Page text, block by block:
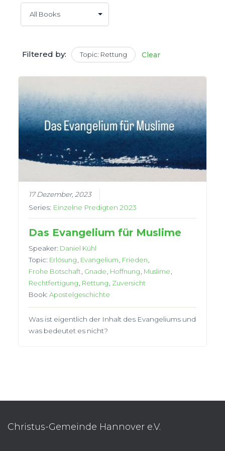
Filtered by: Topic: Rettung Clear
17 Dezember, 2023
Series: Einzelne Predigten 2023
Das Evangelium für Muslime
Speaker: Daniel Kühl
Topic: Erlösung, Evangelium, Frieden,
Frohe Botschaft, Gnade, Hoffnung, Muslime,
Rechtfertigung, Rettung, Zuversicht
Book:Apostelgeschichte
Was ist eigentlich der Inhalt des Evangeliums und
was bedeutet es nicht?
Christus-Gemeinde Hannover e.V.